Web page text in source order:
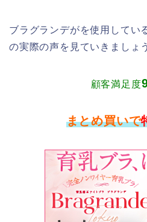
ブラグランデがを使用してい
の実際の声を見ていきましょ
顧客満足度
まとめ買いで